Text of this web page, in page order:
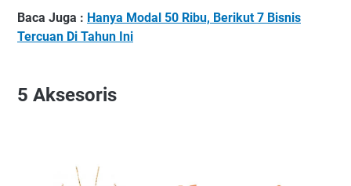
Baca Juga : Hanya Modal 50 Ribu, Berikut 7 Bisnis
Tercuan Di Tahun Ini
5 Aksesoris